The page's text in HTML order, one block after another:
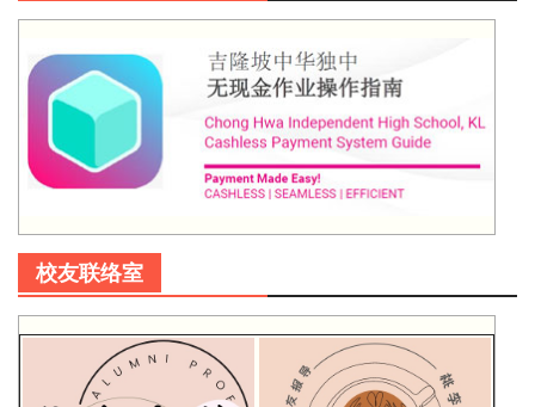
校友联络室